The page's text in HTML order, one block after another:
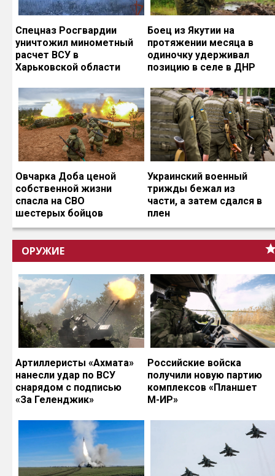
Спецназ Росгвардии
уничтожил минометный
расчет ВСУ в
Харьковской области
Боец из Якутии на
протяжении месяца в
одиночку удерживал
позицию в селе в ДНР
Овчарка Доба ценой
собственной жизни
спасла на СВО
шестерых бойцов
Украинский военный
трижды бежал из
части, а затем сдался в
плен
ОРУЖИЕ
Артиллеристы «Ахмата»
нанесли удар по ВСУ
снарядом с подписью
«За Геленджик»
Российские войска
получили новую партию
комплексов «Планшет
М-ИР»